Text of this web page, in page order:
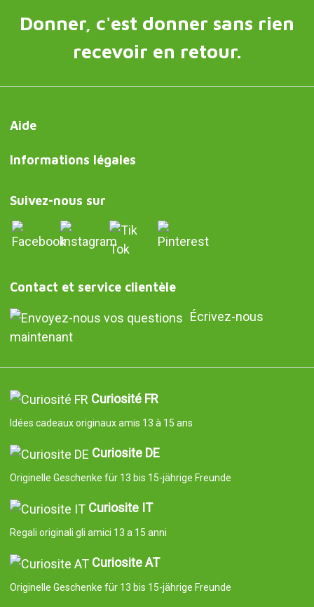
Donner, c'est donner sans rien
recevoir en retour.
Aide
Informations légales
Suivez-nous sur
Contact et service clientèle
Écrivez-nous
maintenant
Curiosité FR
Idées cadeaux originaux amis 13 à 15 ans
Curiosite DE
Originelle Geschenke für 13 bis 15-jährige Freunde
Curiosite IT
Regali originali gli amici 13 a 15 anni
Curiosite AT
Originelle Geschenke für 13 bis 15-jährige Freunde